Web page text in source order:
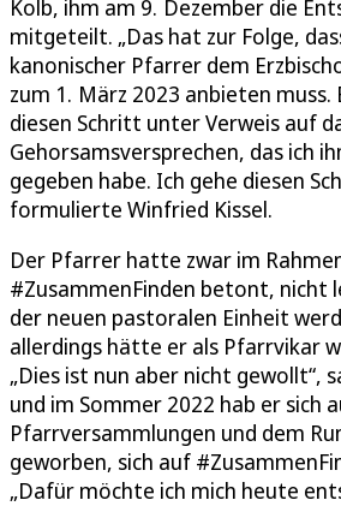
Kolb, ihm am 9. Dezember die
mitgeteilt. „Das hat zur Folge,
kanonischer Pfarrer dem
zum 1. März 2023 anbieten
diesen Schritt unter Verweis auf
Gehorsamsversprechen, das ich
gegeben habe. Ich gehe diesen
formulierte Winfried Kissel.
Der Pfarrer hatte zwar im
#ZusammenFinden betont, nicht
der neuen pastoralen Einheit
allerdings hätte er als Pfarrvikar
„Dies ist nun aber nicht gewollt“,
und im Sommer 2022 hab er sich
Pfarrversammlungen und dem
geworben, sich auf
„Dafür möchte ich mich heute